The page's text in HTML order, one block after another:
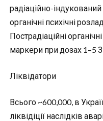
радіаційно-
органічні психічні
Пострадіаційні
маркери при дозах 1–5
Ліквідатори
Всього ~600,000, в
ліквідіції наслідків